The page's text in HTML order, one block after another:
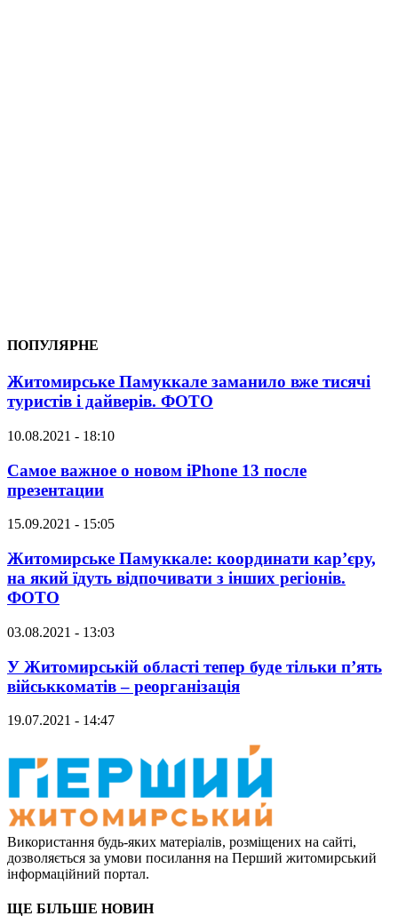
ПОПУЛЯРНЕ
Житомирське Памуккале заманило вже тисячі
туристів і дайверів. ФОТО
10.08.2021 - 18:10
Самое важное о новом iPhone 13 после
презентации
15.09.2021 - 15:05
Житомирське Памуккале: координати кар’єру,
на який їдуть відпочивати з інших регіонів.
ФОТО
03.08.2021 - 13:03
У Житомирській області тепер буде тільки п’ять
військкоматів – реорганізація
19.07.2021 - 14:47
Використання будь-яких матеріалів, розміщених на сайті,
дозволяється за умови посилання на Перший житомирський
інформаційний портал.
ЩЕ БІЛЬШЕ НОВИН